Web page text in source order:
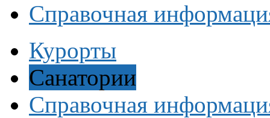
Справочная
Курорты
Санатории
Справочная